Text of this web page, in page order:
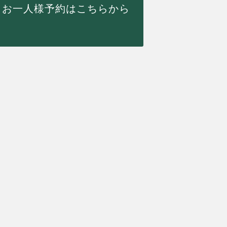
お一人様予約はこちらから